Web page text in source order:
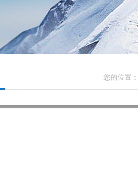
您的位置：